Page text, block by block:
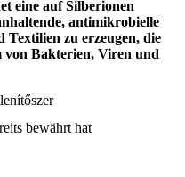
eine auf Silberionen
antimikrobielle
Textilien zu erzeugen, die
von Bakterien, Viren und
bewährt hat